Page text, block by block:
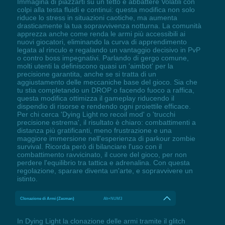
colpi alla testa fluidi e continui: questa modifica non solo
riduce lo stress in situazioni caotiche, ma aumenta
drasticamente la tua sopravvivenza notturna. La comunità
apprezza anche come renda le armi più accessibili ai
nuovi giocatori, eliminando la curva di apprendimento
legata al rinculo e regalando un vantaggio decisivo in PvP
o contro boss impegnativi. Parlando di gergo comune,
molti utenti la definiscono quasi un 'aimbot' per la
precisione garantita, anche se si tratta di un
aggiustamento delle meccaniche base del gioco. Sia che
tu stia completando un DROP o facendo fuoco a raffica,
questa modifica ottimizza il gameplay riducendo il
dispendio di risorse e rendendo ogni proiettile efficace.
Per chi cerca 'Dying Light no recoil mod' o 'trucchi
precisione estrema', il risultato è chiaro: combattimenti a
distanza più gratificanti, meno frustrazione e una
maggiore immersione nell'esperienza di parkour zombie
survival. Ricorda però di bilanciare l'uso con il
combattimento ravvicinato, il cuore del gioco, per non
perdere l'equilibrio tra tattica e adrenalina. Con questa
regolazione, sparare diventa un'arte, e sopravvivere un
istinto.
Clonazione di Armi (Zecman) Alt+NUM3
In Dying Light la clonazione delle armi tramite il glitch